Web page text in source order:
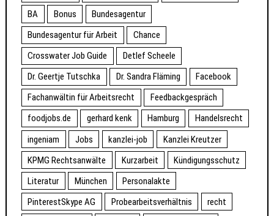
BA
Bonus
Bundesagentur
Bundesagentur für Arbeit
Chance
Crosswater Job Guide
Detlef Scheele
Dr. Geertje Tutschka
Dr. Sandra Fläming
Facebook
Fachanwältin für Arbeitsrecht
Feedbackgespräch
foodjobs.de
gerhard kenk Hamburg
Handelsrecht
ingeniam
Jobs kanzlei-job
Kanzlei Kreutzer
KPMG Rechtsanwälte
Kurzarbeit
Kündigungsschutz
Literatur
München
Personalakte
PinterestSkype AG
Probearbeitsverhältnis
recht